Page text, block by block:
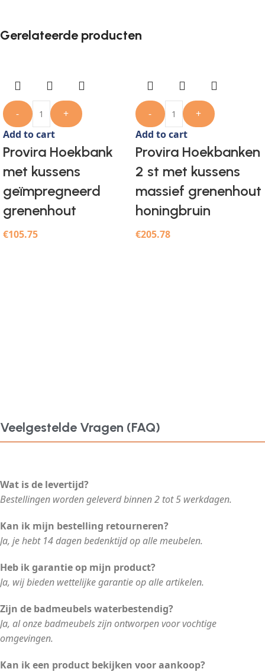
Gerelateerde producten
-
+
Add to cart
Provira Hoekbank
met kussens
geïmpregneerd
grenenhout
€105.75
-
+
Add to cart
Provira Hoekbanken
2 st met kussens
massief grenenhout
honingbruin
€205.78
Veelgestelde Vragen (FAQ)
Wat is de levertijd?
Bestellingen worden geleverd binnen 2 tot 5 werkdagen.
Kan ik mijn bestelling retourneren?
Ja, je hebt 14 dagen bedenktijd op alle meubelen.
Heb ik garantie op mijn product?
Ja, wij bieden wettelijke garantie op alle artikelen.
Zijn de badmeubels waterbestendig?
Ja, al onze badmeubels zijn ontworpen voor vochtige
omgevingen.
Kan ik een product bekijken voor aankoop?